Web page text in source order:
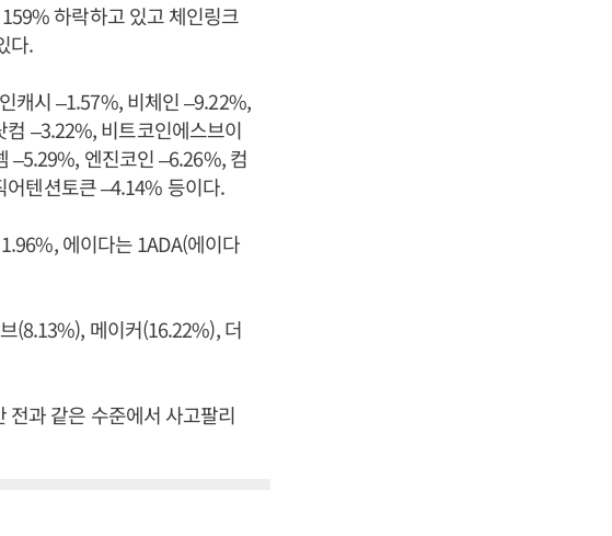
하락하고 있고 체인링크
다.
캐시 –1.57%, 비체인 –9.22%,
–3.22%, 비트코인에스브이
–5.29%, 엔진코인 –6.26%, 컴
텐션토큰 –4.14% 등이다.
에이다는 1ADA(에이다
(8.13%), 메이커(16.22%), 더
과 같은 수준에서 사고팔리